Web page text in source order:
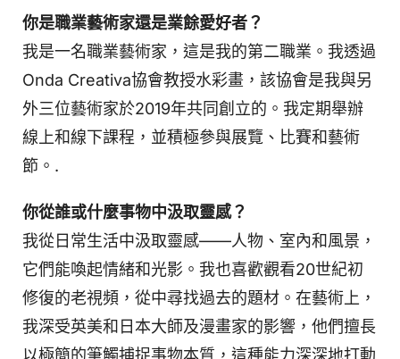
你是職業藝術家還是業餘愛好者？
我是一名職業藝術家，這是我的第二職業。我透過
Onda Creativa協會教授水彩畫，該協會是我與另
外三位藝術家於2019年共同創立的。我定期舉辦
線上和線下課程，並積極參與展覽、比賽和藝術
節。.
你從誰或什麼事物中汲取靈感？
我從日常生活中汲取靈感——人物、室內和風景，
它們能喚起情緒和光影。我也喜歡觀看20世紀初
修復的老視頻，從中尋找過去的題材。在藝術上，
我深受英美和日本大師及漫畫家的影響，他們擅長